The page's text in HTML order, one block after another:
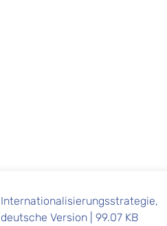
Internationalisierungsstrategie,
deutsche Version | 99.07 KB